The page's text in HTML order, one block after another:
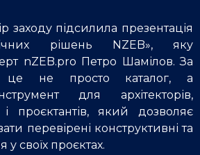
заходу підсилила презентація
рішень NZEB», яку
nZEB.pro Петро Шамілов. За
це не просто каталог, а
для архітекторів,
і проєктантів, який дозволяє
перевірені конструктивні та
у своїх проєктах.